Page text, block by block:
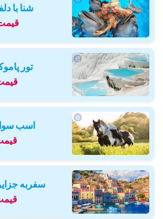
شنا با
تور
اسب
سفربه